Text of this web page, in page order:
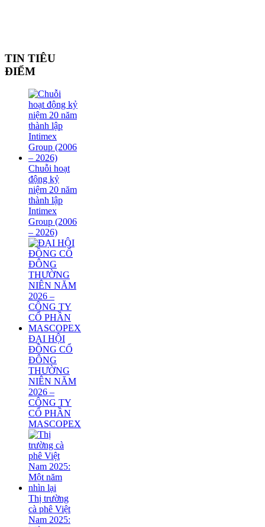
TIN TIÊU
ĐIỂM
Chuỗi hoạt
động kỷ
niệm 20 năm
thành lập
Intimex
Group (2006
– 2026)
ĐẠI HỘI
ĐỒNG CỔ
ĐÔNG
THƯỜNG
NIÊN NĂM
2026 –
CÔNG TY
CỔ PHẦN
MASCOPEX
Thị trường
cà phê Việt
Nam 2025: